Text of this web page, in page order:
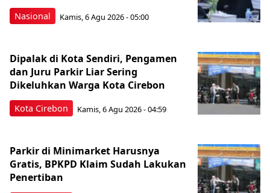
Nasional Kamis, 6 Agu 2026 - 05:00
Kota Cirebon
Dipalak di Kota Sendiri, Pengamen
dan Juru Parkir Liar Sering
Dikeluhkan Warga Kota Cirebon
Kamis, 6 Agu 2026 - 04:59
Parkir di Minimarket Harusnya
Gratis, BPKPD Klaim Sudah Lakukan
Penertiban